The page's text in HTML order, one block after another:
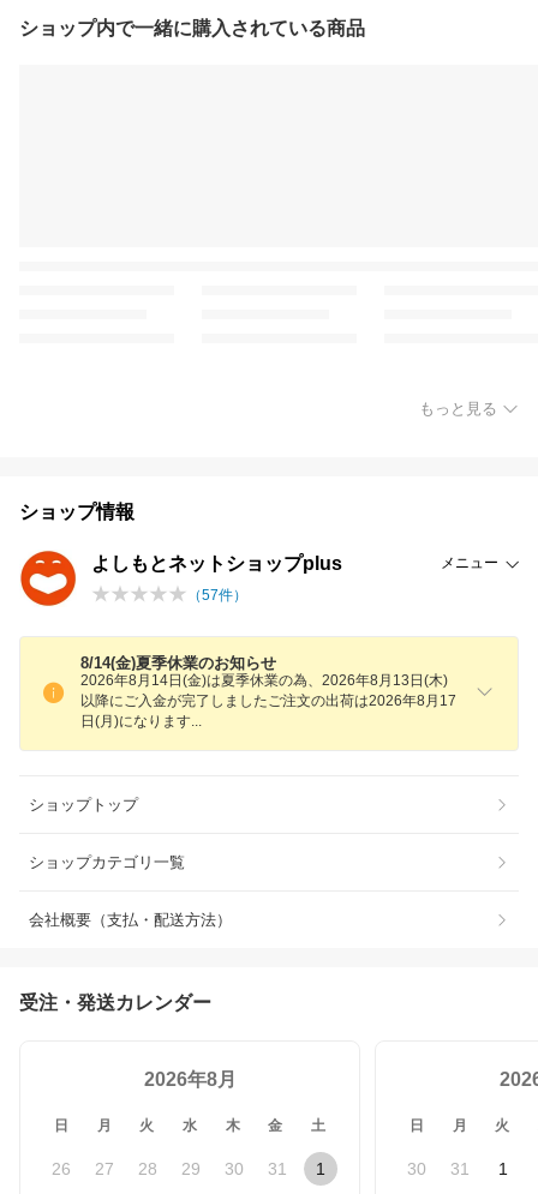
ショップ内で一緒に購入されている商品
もっと見る
ショップ情報
よしもとネットショップplus
メニュー
（57件）
8/14(金)夏季休業のお知らせ
2026年8月14日(金)は夏季休業の為、2026年8月13日(木)
以降にご入金が完了しましたご注文の出荷は2026年8月17
日(月)になりま す
ショップトップ
ショップカテゴリ一覧
会社概要（支払・配送方法）
受注・発送カレンダー
2026年8月
日 月 火 水 木 金 土
26 27 28 29 30 31 1
日 月 火
30 31 1